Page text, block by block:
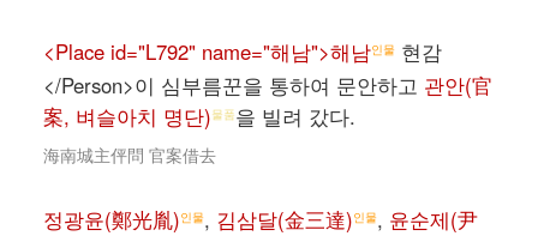
<Place id="L792" name="해남">해남인물 현감
</Person>이 심부름꾼을 통하여 문안하고 관안(官
案, 벼슬아치 명단)물품을 빌려 갔다.
海南城主伻問 官案借去
정광윤(鄭光胤)인물, 김삼달(金三達)인물, 윤순제(尹